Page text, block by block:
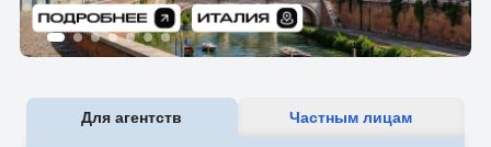
Для агентств Частным лицам